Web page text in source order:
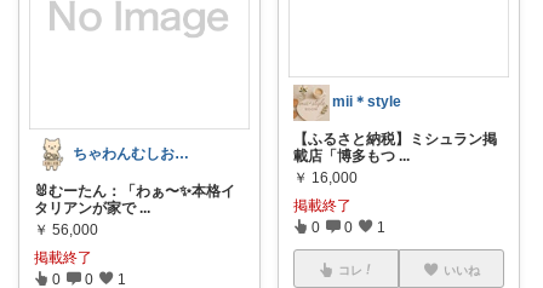
ちゃわんむしお😸無添加ROOM✨
🐰むーたん：「わぁ〜✨本格イ
タリアンが家で ...
￥ 56,000
掲載終了
0 0 1
mii＊style
【ふるさと納税】ミシュラン掲
載店「博多もつ ...
￥ 16,000
掲載終了
0 0 1
コレ いいね